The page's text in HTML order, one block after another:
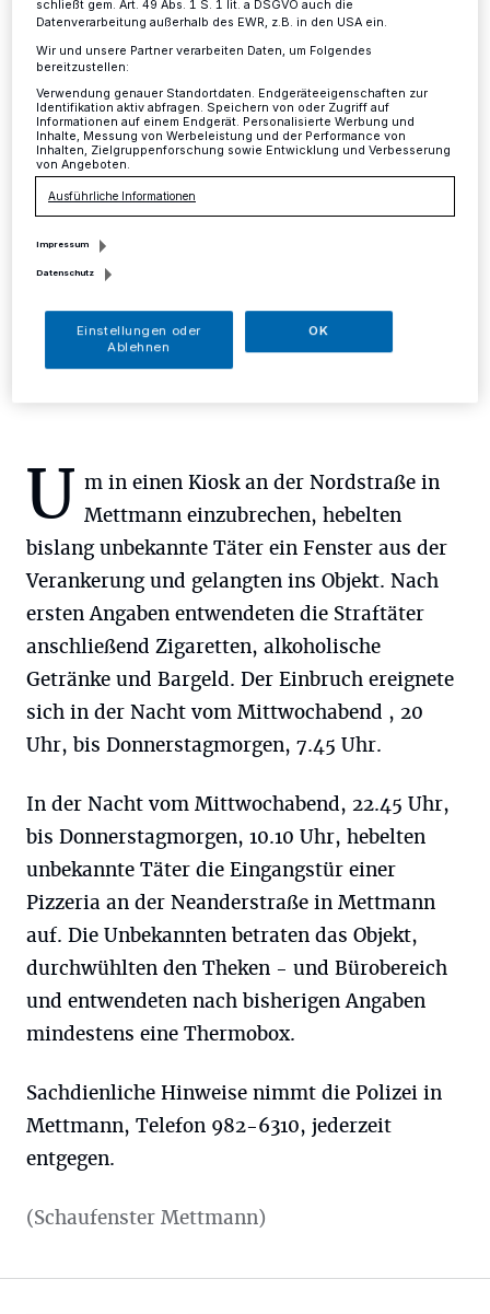
(!) gestohlen
Zeit von Dienstag, 16 Uhr, bis Mittwoch, 10 Uhr,
gelangten bislang unbekannte Einbrecher unbefugt auf
das Gelände einer Firma an der Marie-Curie-Straße
und entwendeten von dort Metallkabel im Wert von
mehreren hundert Euro.
17.09.2015 , 15:43 Uhr
U m in einen Kiosk an der Nordstraße in
Mettmann einzubrechen, hebelten
bislang unbekannte Täter ein Fenster aus der
Verankerung und gelangten ins Objekt. Nach
ersten Angaben entwendeten die Straftäter
anschließend Zigaretten, alkoholische
Getränke und Bargeld. Der Einbruch ereignete
sich in der Nacht vom Mittwochabend , 20
Uhr, bis Donnerstagmorgen, 7.45 Uhr.
In der Nacht vom Mittwochabend, 22.45 Uhr,
bis Donnerstagmorgen, 10.10 Uhr, hebelten
unbekannte Täter die Eingangstür einer
Pizzeria an der Neanderstraße in Mettmann
auf. Die Unbekannten betraten das Objekt,
durchwühlten den Theken - und Bürobereich
und entwendeten nach bisherigen Angaben
mindestens eine Thermobox.
Sachdienliche Hinweise nimmt die Polizei in
Mettmann, Telefon 982-6310, jederzeit
entgegen.
(Schaufenster Mettmann)
schließt gem. Art. 49 Abs. 1 S. 1 lit. a DSGVO auch die
Datenverarbeitung außerhalb des EWR, z.B. in den USA ein.
Wir und unsere Partner verarbeiten Daten, um Folgendes
bereitzustellen:
Verwendung genauer Standortdaten. Endgeräteeigenschaften zur
Identifikation aktiv abfragen. Speichern von oder Zugriff auf
Informationen auf einem Endgerät. Personalisierte Werbung und
Inhalte, Messung von Werbeleistung und der Performance von
Inhalten, Zielgruppenforschung sowie Entwicklung und Verbesserung
von Angeboten.
Ausführliche Informationen
Impressum
Datenschutz
Einstellungen oder
Ablehnen
OK